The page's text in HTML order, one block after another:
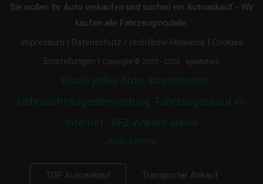
Sie wollen Ihr Auto verkaufen und suchen ein Autoankauf - Wir
kaufen alle Fahrzeugmodelle.
Impressum | Datenschutz / rechtliche Hinweise | Cookies
Einstellungen | Copyright © 2005 - 2026 - egeMotors
Kaufe jedes Auto kostenlosen
Gebrauchtwagenbewertung Fahrzeugankauf im
Internet - KFZ-Ankauf online
Auto Events
TOP Autoankauf Transporter Ankauf